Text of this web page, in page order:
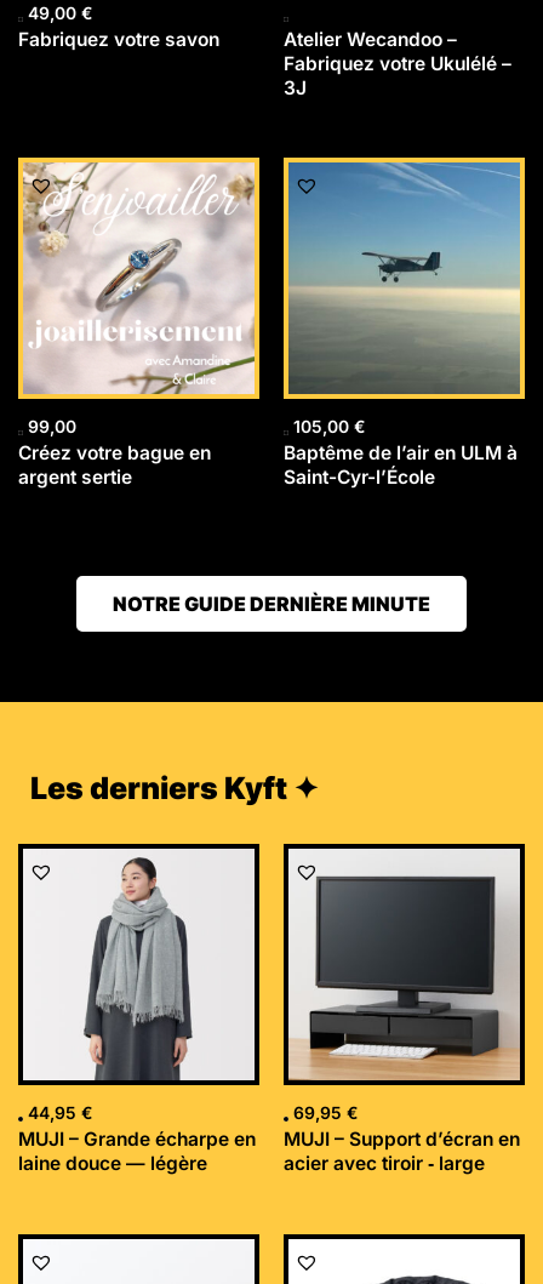
49,00 €
Fabriquez votre savon
Atelier Wecandoo –
Fabriquez votre Ukulélé –
3J
99,00
Créez votre bague en
argent sertie
105,00 €
Baptême de l’air en ULM à
Saint-Cyr-l’École
NOTRE GUIDE DERNIÈRE MINUTE
Les derniers Kyft ✦
44,95 €
MUJI – Grande écharpe en
laine douce — légère
69,95 €
MUJI – Support d’écran en
acier avec tiroir ‐ large